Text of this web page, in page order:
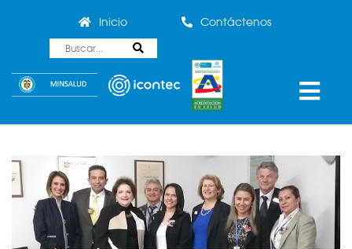
Inicio Contáctenos